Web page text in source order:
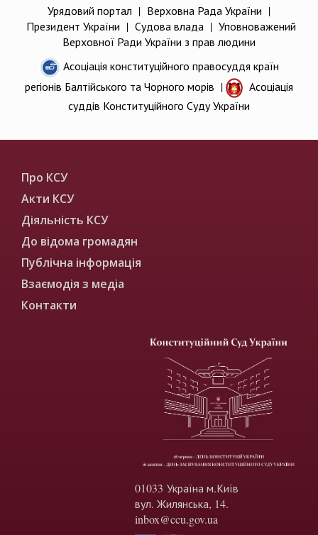
Урядовий портал | Верховна Рада України |
Президент України | Судова влада| Уповноважений
Верховної Ради України з прав людини
Асоціація конституційного правосуддя країн
регіонів Балтійського та Чорного морів |
Асоціація
суддів Конституційного Суду України
Про КСУ
Акти КСУ
Діяльність КСУ
До відома громадян
Публічна інформація
Взаємодія з медіа
Контакти
01033 Україна м.Київ
вул. Жилянська, 14.
inbox@ccu.gov.ua